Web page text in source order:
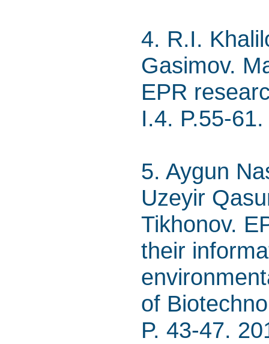
4. R.I.
Gasimov.
EPR
I.4. P.55-
5. Aygun
Uzeyir
Tikhonov.
their
of
P. 43-47.